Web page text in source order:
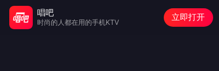
唱吧
时尚的人都在用的手机KTV
立即打开